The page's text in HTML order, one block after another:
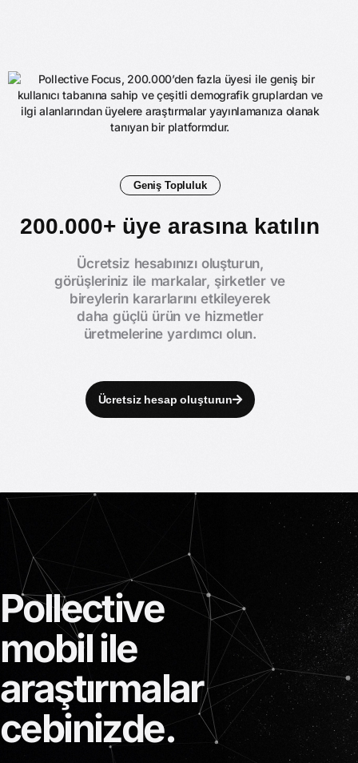
Geniş Topluluk
200.000+ üye arasına katılın
Ücretsiz hesabınızı oluşturun,
görüşleriniz ile markalar, şirketler ve
bireylerin kararlarını etkileyerek
daha güçlü ürün ve hizmetler
üretmelerine yardımcı olun.
Ücretsiz hesap oluşturun
Pollective
mobil ile
araştırmalar
cebinizde.